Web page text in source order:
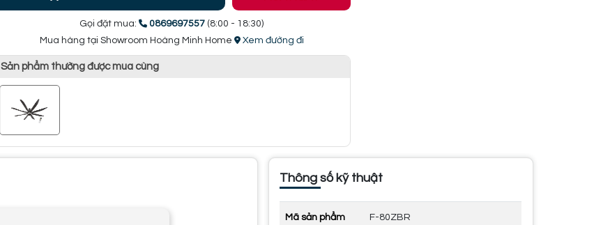
Gọi đặt mua: 0869697557 (8:00 - 18:30)
Mua hàng tại Showroom Hoàng Minh Home
Xem đường đi
Sản phẩm thường được mua cùng
Thông số kỹ thuật
Mã sản phẩm F-80ZBR